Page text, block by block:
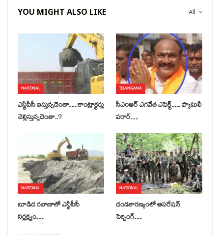
All
YOU MIGHT ALSO LIKE
NATIONAL
ఎన్టీపీసీ ఇస్తున్నదెంతా… కాంట్రాక్టర్లు
చెల్లిస్తున్నదెంతా..?
TELANGANA
సీఎంఆర్ ఎగవేత ఎఫెక్ట్…. ఫ్యామిలీ
పరార్…
NATIONAL
బూడిద రవాణాలో ఎన్టీపీసీ
నిర్లక్ష్యం…
NATIONAL
దండకారణ్యంలో ఆపరేషన్
సెర్చింగ్…